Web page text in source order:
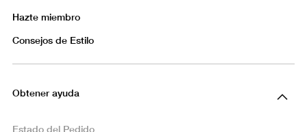
Hazte miembro
Consejos de Estilo
Obtener ayuda
Estado del Pedido